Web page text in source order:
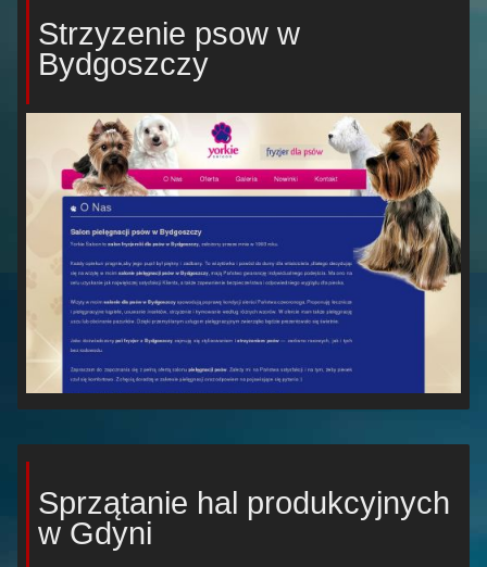
Strzyzenie psow w
Bydgoszczy
Sprzątanie hal produkcyjnych
w Gdyni